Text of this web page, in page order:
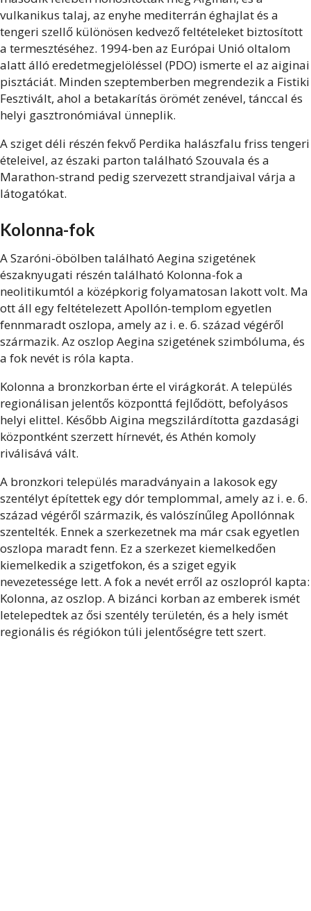
vulkanikus talaj, az enyhe mediterrán éghajlat és a
tengeri szellő különösen kedvező feltételeket biztosított
a termesztéséhez. 1994-ben az Európai Unió oltalom
alatt álló eredetmegjelöléssel (PDO) ismerte el az aiginai
pisztáciát. Minden szeptemberben megrendezik a Fistiki
Fesztivált, ahol a betakarítás örömét zenével, tánccal és
helyi gasztronómiával ünneplik.
A sziget déli részén fekvő Perdika halászfalu friss tengeri
ételeivel, az északi parton található Szouvala és a
Marathon-strand pedig szervezett strandjaival várja a
látogatókat.
Kolonna-fok
A Szaróni-öbölben található Aegina szigetének
északnyugati részén található Kolonna-fok a
neolitikumtól a középkorig folyamatosan lakott volt. Ma
ott áll egy feltételezett Apollón-templom egyetlen
fennmaradt oszlopa, amely az i. e. 6. század végéről
származik. Az oszlop Aegina szigetének szimbóluma, és
a fok nevét is róla kapta.
Kolonna a bronzkorban érte el virágkorát. A település
regionálisan jelentős központtá fejlődött, befolyásos
helyi elittel. Később Aigina megszilárdította gazdasági
központként szerzett hírnevét, és Athén komoly
riválisává vált.
A bronzkori település maradványain a lakosok egy
szentélyt építettek egy dór templommal, amely az i. e. 6.
század végéről származik, és valószínűleg Apollónnak
szentelték. Ennek a szerkezetnek ma már csak egyetlen
oszlopa maradt fenn. Ez a szerkezet kiemelkedően
kiemelkedik a szigetfokon, és a sziget egyik
nevezetessége lett. A fok a nevét erről az oszlopról kapta:
Kolonna, az oszlop. A bizánci korban az emberek ismét
letelepedtek az ősi szentély területén, és a hely ismét
regionális és régiókon túli jelentőségre tett szert.